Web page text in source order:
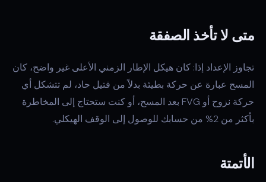
متى لا تأخذ الصفقة
تجاوز الإعداد إذا: كان هيكل الإطار الزمني الأعلى غير واضح، كان
المسح عبارة عن حركة بطيئة بدلاً من فتيل حاد، لم تتشكل أي
حركة نزوح أو FVG بعد المسح، أو كنت ستحتاج إلى المخاطرة
بأكثر من 2% من حسابك للوصول إلى الوقف الهيكلي.
الأتمتة